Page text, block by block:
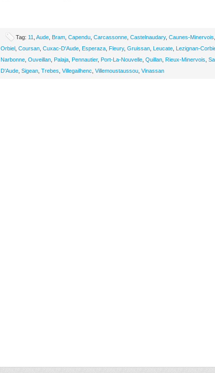
Tag: 11 Aude Bram Capendu Carcassonne Castelnaudary, Caunes-Minervois
Orbiel Coursan Cuxac-D'Aude Esperaza Fleury, Gruissan Leucate Lezignan-
Narbonne Ouveillan Palaja Pennautier, Port-La-Nouvelle Quillan Rieux-Minervois
D'Aude Sigean Trebes Villegailhenc Villemoustaussou Vinassan